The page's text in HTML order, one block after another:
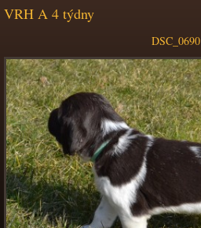
VRH A 4 týdny
DSC_0690